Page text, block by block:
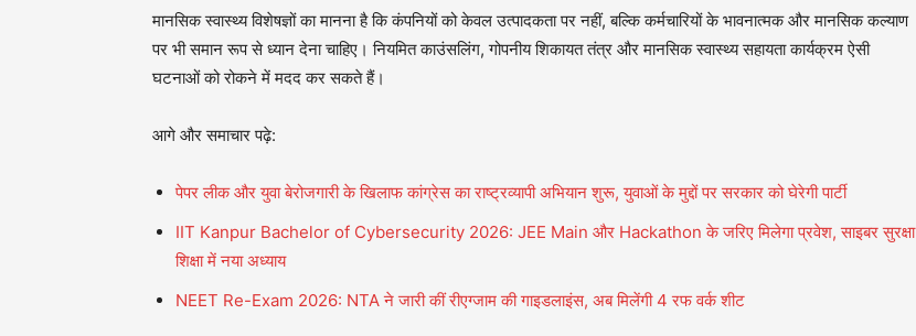
मानसिक स्वास्थ्य विशेषज्ञों का मानना है कि कंपनियों को केवल उत्पादकता पर नहीं, बल्कि कर्मचारियों के भावनात्मक और मानसिक कल्याण
पर भी समान रूप से ध्यान देना चाहिए। नियमित काउंसलिंग, गोपनीय शिकायत तंत्र और मानसिक स्वास्थ्य सहायता कार्यक्रम ऐसी
घटनाओं को रोकने में मदद कर सकते हैं।
आगे और समाचार पढ़े:
पेपर लीक और युवा बेरोजगारी के खिलाफ कांग्रेस का राष्ट्रव्यापी अभियान शुरू, युवाओं के मुद्दों पर सरकार को घेरेगी पार्टी
IIT Kanpur Bachelor of Cybersecurity 2026: JEE Main और Hackathon के जरिए मिलेगा प्रवेश, साइबर सुरक्षा
शिक्षा में नया अध्याय
NEET Re-Exam 2026: NTA ने जारी कीं रीएग्‍जाम की गाइडलाइंस, अब मिलेंगी 4 रफ वर्क शीट